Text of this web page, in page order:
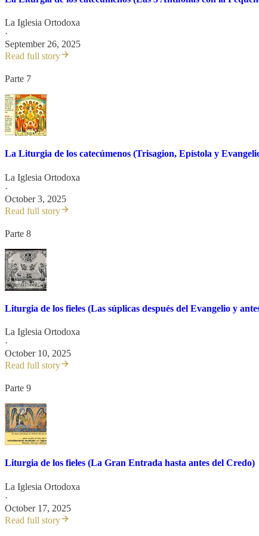
La Iglesia Ortodoxa
·
September 26, 2025
Read full story
Parte 7
La Liturgia de los catecúmenos (Trisagion, Epístola y
La Iglesia Ortodoxa
·
October 3, 2025
Read full story
Parte 8
Liturgia de los fieles (Las súplicas después del Evangelio y
La Iglesia Ortodoxa
·
October 10, 2025
Read full story
Parte 9
Liturgia de los fieles (La Gran Entrada hasta antes del Credo)
La Iglesia Ortodoxa
·
October 17, 2025
Read full story